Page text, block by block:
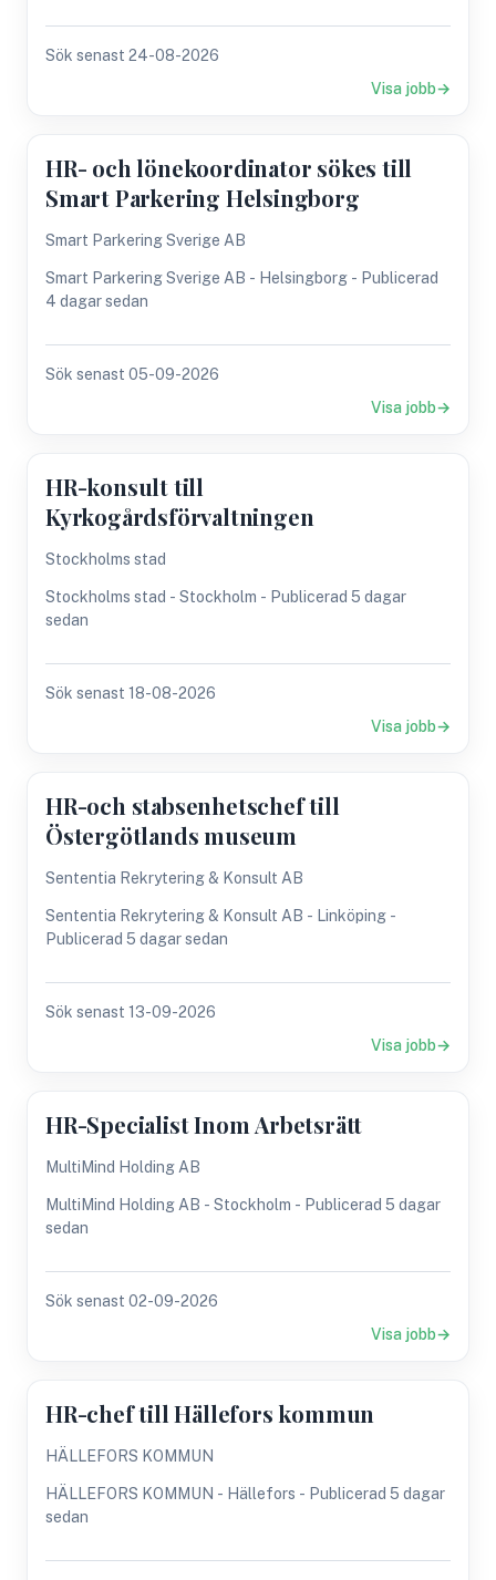
Sök senast 24-08-2026
Visa jobb
HR- och lönekoordinator sökes till
Smart Parkering Helsingborg
Smart Parkering Sverige AB
Smart Parkering Sverige AB - Helsingborg - Publicerad
4 dagar sedan
Sök senast 05-09-2026
Visa jobb
HR-konsult till
Kyrkogårdsförvaltningen
Stockholms stad
Stockholms stad - Stockholm - Publicerad 5 dagar
sedan
Sök senast 18-08-2026
Visa jobb
HR-och stabsenhetschef till
Östergötlands museum
Sententia Rekrytering & Konsult AB
Sententia Rekrytering & Konsult AB - Linköping -
Publicerad 5 dagar sedan
Sök senast 13-09-2026
Visa jobb
HR-Specialist Inom Arbetsrätt
MultiMind Holding AB
MultiMind Holding AB - Stockholm - Publicerad 5 dagar
sedan
Sök senast 02-09-2026
Visa jobb
HR-chef till Hällefors kommun
HÄLLEFORS KOMMUN
HÄLLEFORS KOMMUN - Hällefors - Publicerad 5 dagar
sedan